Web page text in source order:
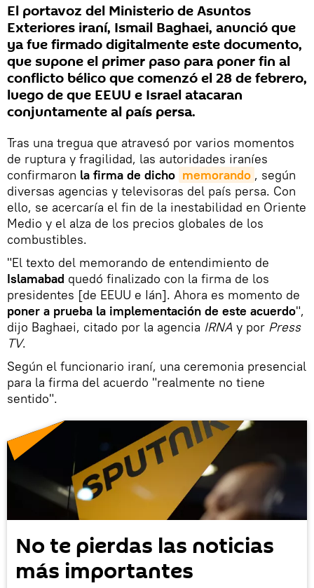
El portavoz del Ministerio de Asuntos
Exteriores iraní, Ismail Baghaei, anunció que
ya fue firmado digitalmente este documento,
que supone el primer paso para poner fin al
conflicto bélico que comenzó el 28 de febrero,
luego de que EEUU e Israel atacaran
conjuntamente al país persa.
Tras una tregua que atravesó por varios momentos
de ruptura y fragilidad, las autoridades iraníes
confirmaron la firma de dicho memorando , según
diversas agencias y televisoras del país persa. Con
ello, se acercaría el fin de la inestabilidad en Oriente
Medio y el alza de los precios globales de los
combustibles.
"El texto del memorando de entendimiento de
Islamabad quedó finalizado con la firma de los
presidentes [de EEUU e Ián]. Ahora es momento de
poner a prueba la implementación de este acuerdo",
dijo Baghaei, citado por la agencia IRNA y por Press
TV.
Según el funcionario iraní, una ceremonia presencial
para la firma del acuerdo "realmente no tiene
sentido".
No te pierdas las noticias
más importantes